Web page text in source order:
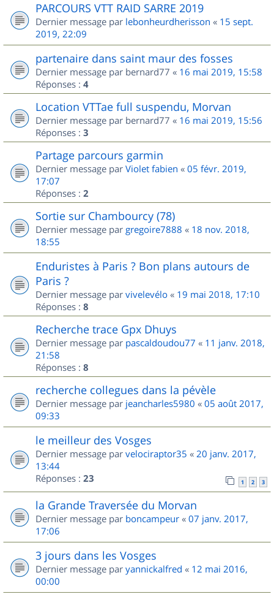
PARCOURS VTT RAID SARRE 2019
Dernier message par lebonheurdherisson « 15 sept.
2019, 22:09
partenaire dans saint maur des fosses
Dernier message par bernard77 « 16 mai 2019, 15:58
Réponses : 4
Location VTTae full suspendu, Morvan
Dernier message par bernard77 « 16 mai 2019, 15:56
Réponses : 3
Partage parcours garmin
Dernier message par Violet fabien « 05 févr. 2019,
17:07
Réponses : 2
Sortie sur Chambourcy (78)
Dernier message par gregoire7888 « 18 nov. 2018,
18:55
Enduristes à Paris ? Bon plans autours de
Paris ?
Dernier message par vivelevélo « 19 mai 2018, 17:10
Réponses : 8
Recherche trace Gpx Dhuys
Dernier message par pascaldoudou77 « 11 janv. 2018,
21:58
Réponses : 8
recherche collegues dans la pévèle
Dernier message par jeancharles5980 « 05 août 2017,
09:33
le meilleur des Vosges
Dernier message par velociraptor35 « 20 janv. 2017,
13:44
Réponses : 23 1 2 3
la Grande Traversée du Morvan
Dernier message par boncampeur « 07 janv. 2017,
17:06
3 jours dans les Vosges
Dernier message par yannickalfred « 12 mai 2016,
00:00